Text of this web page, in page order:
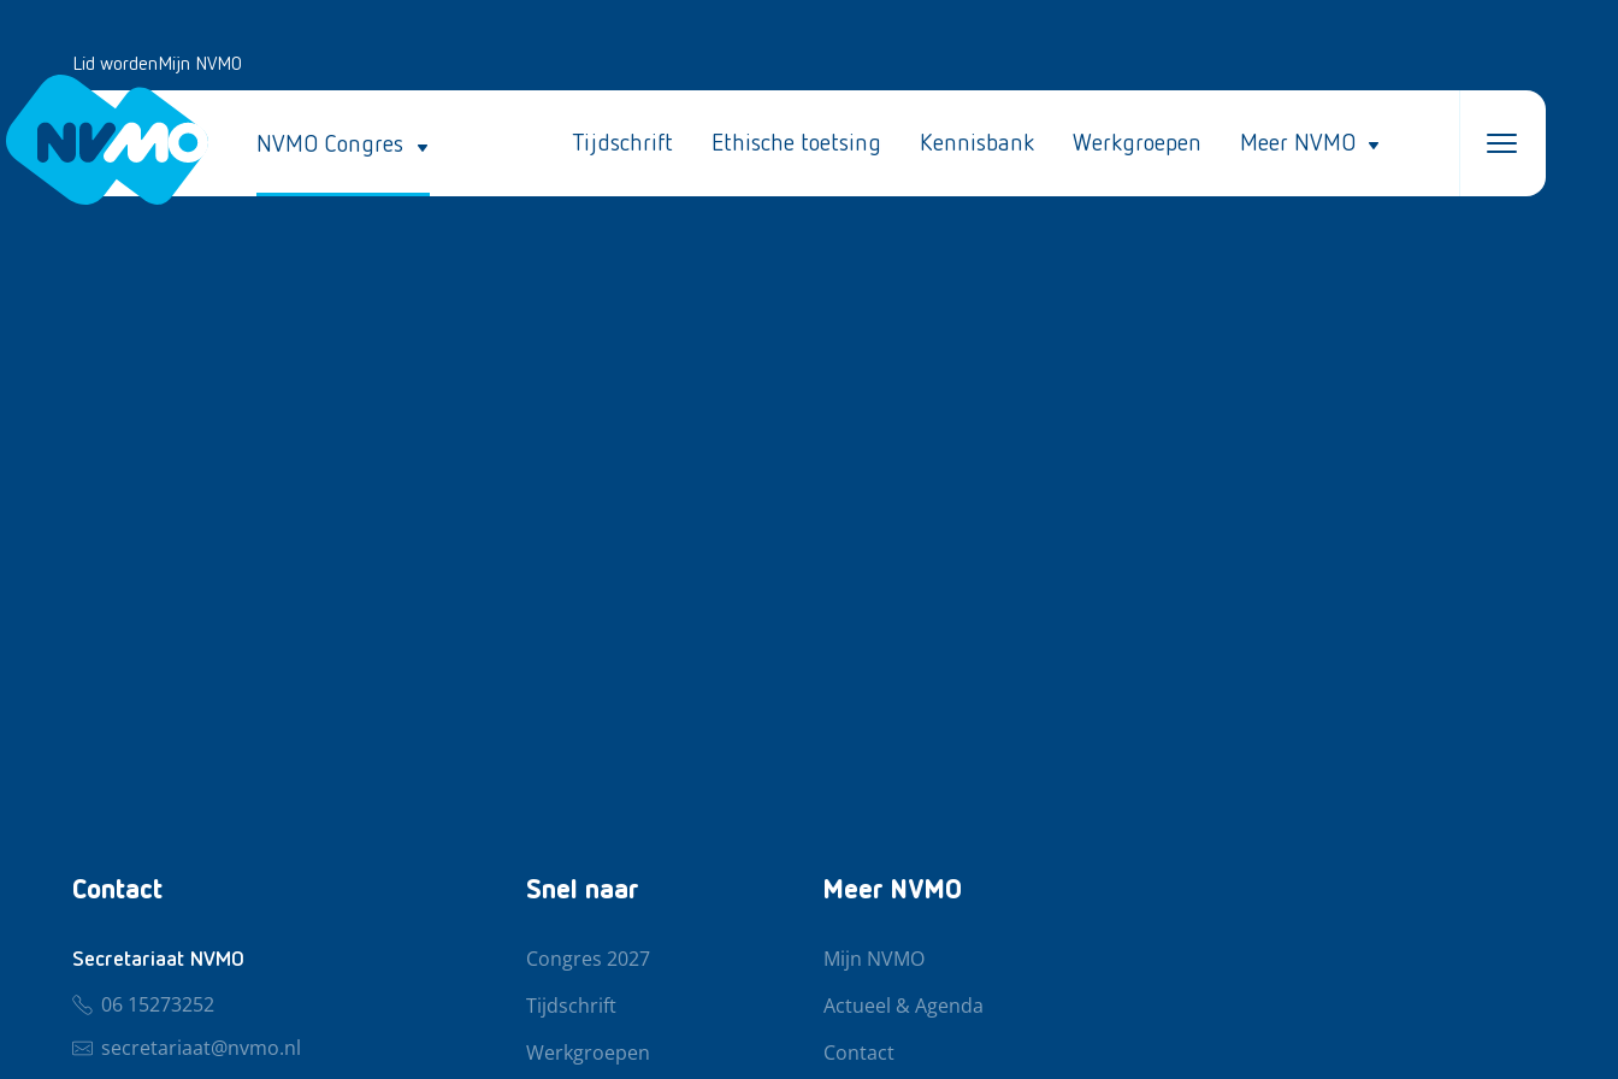
Lid wordenMijn NVMO
NVMO Congres Tijdschrift Ethische toetsing Kennisbank Werkgroepen Meer NVMO
Contact
Secretariaat NVMO
06 15273252
secretariaat@nvmo.nl
Snel naar
Congres 2027
Tijdschrift
Werkgroepen
Meer NVMO
Mijn NVMO
Actueel & Agenda
Contact